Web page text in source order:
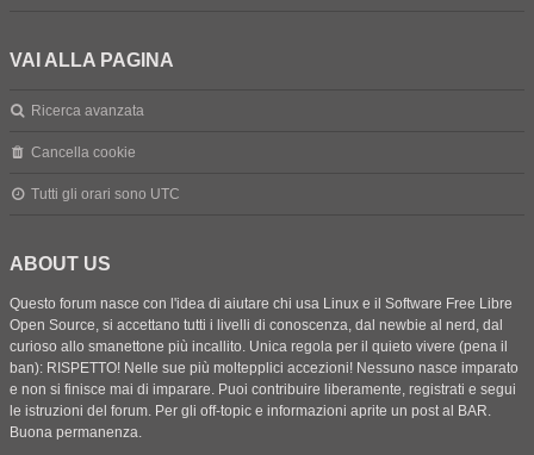
VAI ALLA PAGINA
Ricerca avanzata
Cancella cookie
Tutti gli orari sono UTC
ABOUT US
Questo forum nasce con l'idea di aiutare chi usa Linux e il Software Free Libre
Open Source, si accettano tutti i livelli di conoscenza, dal newbie al nerd, dal
curioso allo smanettone più incallito. Unica regola per il quieto vivere (pena il
ban): RISPETTO! Nelle sue più moltepplici accezioni! Nessuno nasce imparato
e non si finisce mai di imparare. Puoi contribuire liberamente, registrati e segui
le istruzioni del forum. Per gli off-topic e informazioni aprite un post al BAR.
Buona permanenza.